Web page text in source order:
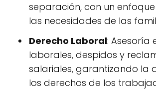
separación, con un
las necesidades de las
Derecho Laboral: Asesoría
laborales, despidos y
salariales, garantizando la
los derechos de los